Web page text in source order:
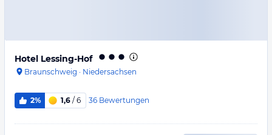
Hotel Lessing-Hof
Braunschweig · Niedersachsen
2% 1,6 / 6 36 Bewertungen